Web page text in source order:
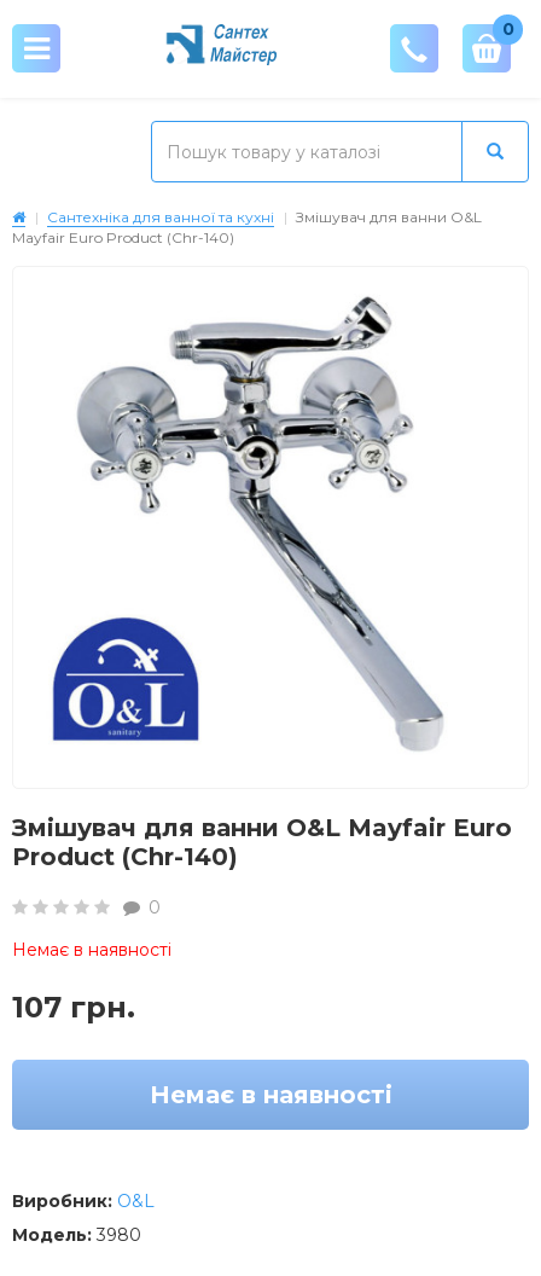
0
Сантехніка для ванної та кухні
Змішувач для ванни O&L
Mayfair Euro Product (Chr-140)
Змішувач для ванни O&L Mayfair Euro
Product (Chr-140)
0
Немає в наявності
107 грн.
Немає в наявності
Виробник: O&L
Модель: 3980